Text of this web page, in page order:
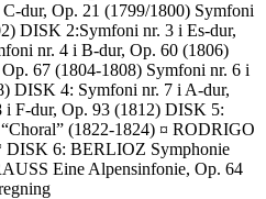
dur, Op. 21 (1799/1800) Symfoni
DISK 2:Symfoni nr. 3 i Es-dur,
nr. 4 i B-dur, Op. 60 (1806)
67 (1804-1808) Symfoni nr. 6 i
DISK 4: Symfoni nr. 7 i A-dur,
i F-dur, Op. 93 (1812) DISK 5:
(1822-1824) ¤ RODRIGO
DISK 6: BERLIOZ Symphonie
Eine Alpensinfonie, Op. 64